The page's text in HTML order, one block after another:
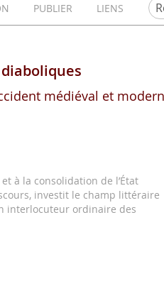
PUBLIER
LIENS
médiéval et
à la consolidation de l’État
investit le champ littéraire
interlocuteur ordinaire des